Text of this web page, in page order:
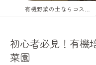
初心者必見！有機
菜園